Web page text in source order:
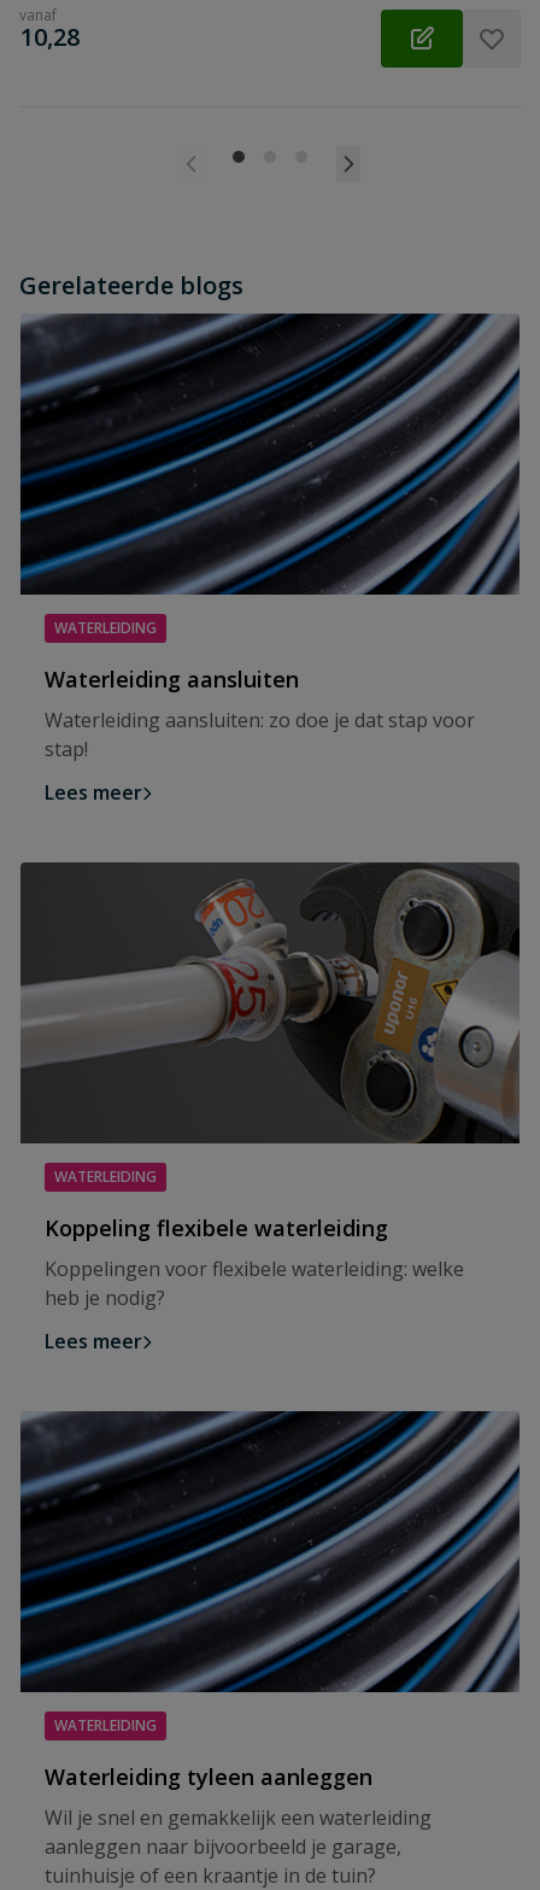
vanaf
€
10,28
Gerelateerde blogs
WATERLEIDING
Waterleiding aansluiten
Waterleiding aansluiten: zo doe je dat stap voor
stap!
Lees meer
WATERLEIDING
Koppeling flexibele waterleiding
Koppelingen voor flexibele waterleiding: welke
heb je nodig?
Lees meer
WATERLEIDING
Waterleiding tyleen aanleggen
Wil je snel en gemakkelijk een waterleiding
aanleggen naar bijvoorbeeld je garage,
tuinhuisje of een kraantje in de tuin?